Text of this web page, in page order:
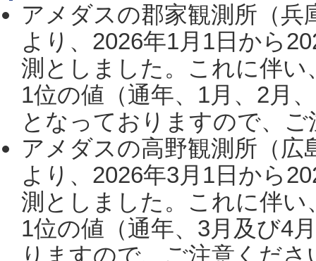
アメダスの郡家観測所（
より、2026年1月1日から
測としました。これに伴い
1位の値（通年、1月、2月
となっておりますので、
アメダスの高野観測所（
より、2026年3月1日から
測としました。これに伴い
1位の値（通年、3月及び4
りますので、ご注意くだ